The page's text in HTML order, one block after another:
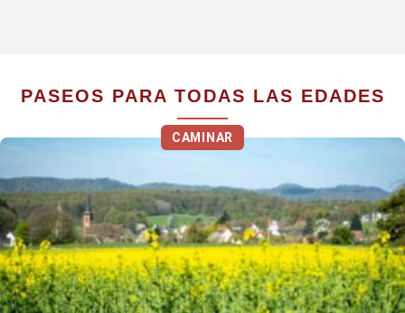
PASEOS PARA TODAS LAS EDADES
CAMINAR